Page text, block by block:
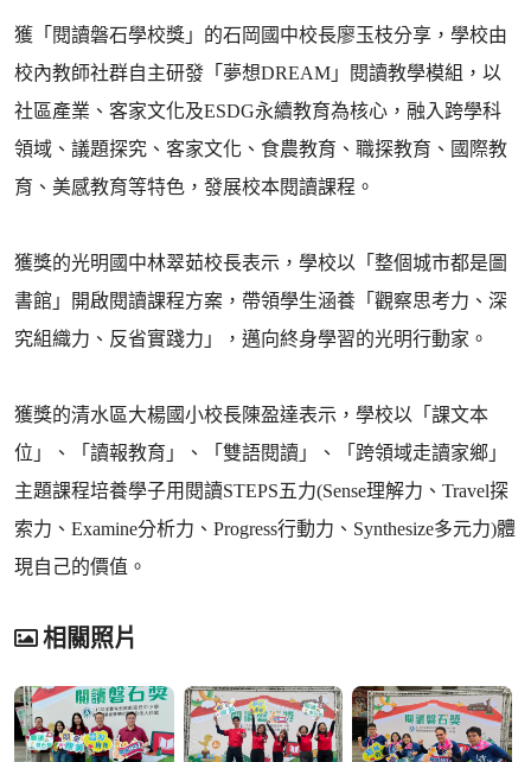
獲「閱讀磐石學校獎」的石岡國中校長廖玉枝分享，學校由
校內教師社群自主研發「夢想DREAM」閱讀教學模組，以
社區產業、客家文化及ESDG永續教育為核心，融入跨學科
領域、議題探究、客家文化、食農教育、職探教育、國際教
育、美感教育等特色，發展校本閱讀課程。
獲獎的光明國中林翠茹校長表示，學校以「整個城市都是圖
書館」開啟閱讀課程方案，帶領學生涵養「觀察思考力、深
究組織力、反省實踐力」，邁向終身學習的光明行動家。
獲獎的清水區大楊國小校長陳盈達表示，學校以「課文本
位」、「讀報教育」、「雙語閱讀」、「跨領域走讀家鄉」
主題課程培養學子用閱讀STEPS五力(Sense理解力、Travel探
索力、Examine分析力、Progress行動力、Synthesize多元力)體
現自己的價值。
相關照片